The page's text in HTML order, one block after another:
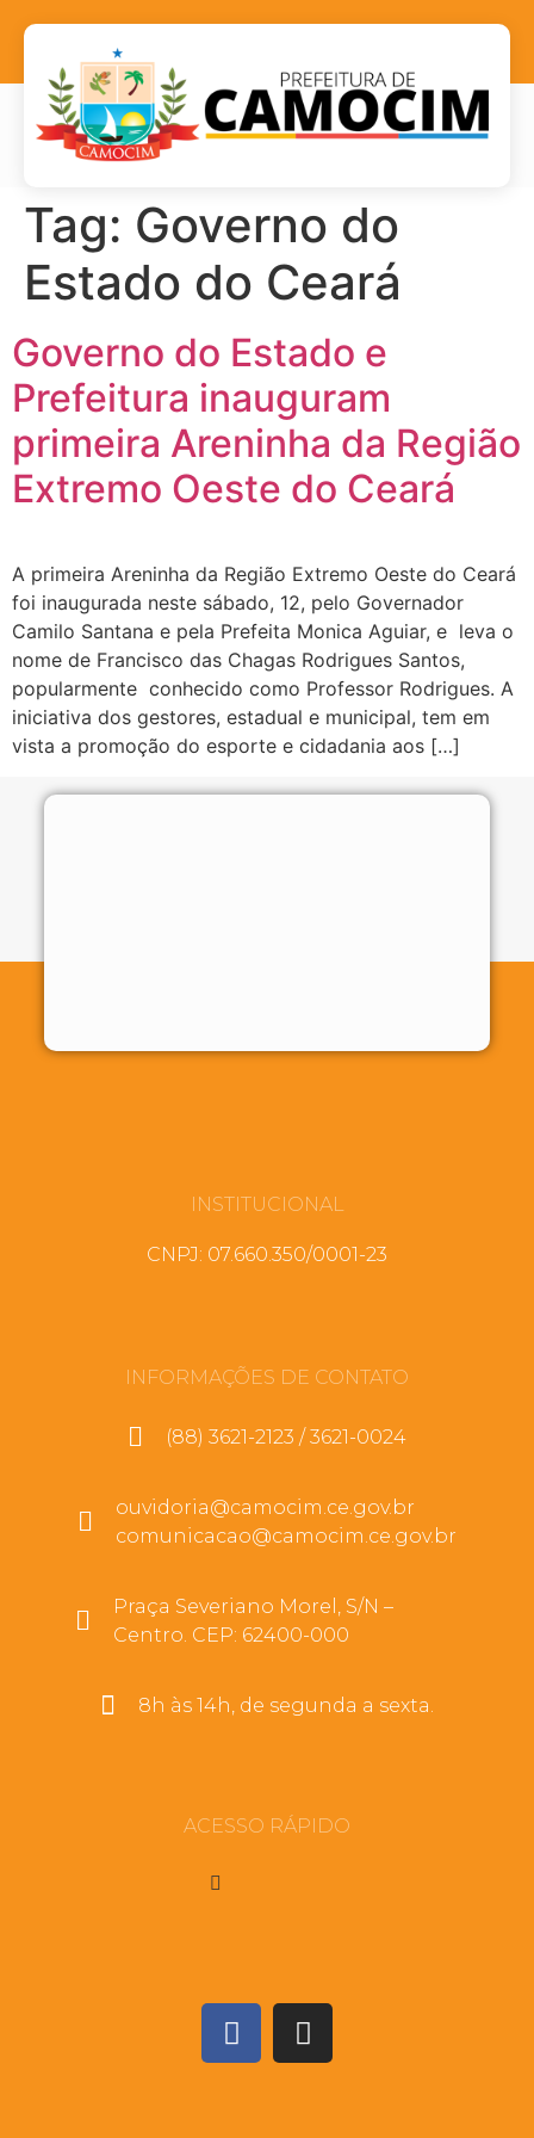
Tag: Governo do
Estado do Ceará
Governo do Estado e
Prefeitura inauguram
primeira Areninha da Região
Extremo Oeste do Ceará
A primeira Areninha da Região Extremo Oeste do Ceará
foi inaugurada neste sábado, 12, pelo Governador
Camilo Santana e pela Prefeita Monica Aguiar, e leva o
nome de Francisco das Chagas Rodrigues Santos,
popularmente conhecido como Professor Rodrigues. A
iniciativa dos gestores, estadual e municipal, tem em
vista a promoção do esporte e cidadania aos […]
INSTITUCIONAL
CNPJ: 07.660.350/0001-23
INFORMAÇÕES DE CONTATO
(88) 3621-2123 / 3621-0024
ouvidoria@camocim.ce.gov.br
comunicacao@camocim.ce.gov.br
Praça Severiano Morel, S/N –
Centro. CEP: 62400-000
8h às 14h, de segunda a sexta.
ACESSO RÁPIDO